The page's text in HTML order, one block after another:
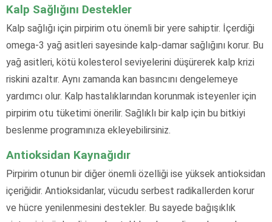
Kalp Sağlığını Destekler
Kalp sağlığı için pirpirim otu önemli bir yere sahiptir. İçerdiği
omega-3 yağ asitleri sayesinde kalp-damar sağlığını korur. Bu
yağ asitleri, kötü kolesterol seviyelerini düşürerek kalp krizi
riskini azaltır. Aynı zamanda kan basıncını dengelemeye
yardımcı olur. Kalp hastalıklarından korunmak isteyenler için
pirpirim otu tüketimi önerilir. Sağlıklı bir kalp için bu bitkiyi
beslenme programınıza ekleyebilirsiniz.
Antioksidan Kaynağıdır
Pirpirim otunun bir diğer önemli özelliği ise yüksek antioksidan
içeriğidir. Antioksidanlar, vücudu serbest radikallerden korur
ve hücre yenilenmesini destekler. Bu sayede bağışıklık